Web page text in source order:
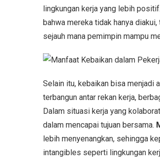
lingkungan kerja yang lebih positif.
bahwa mereka tidak hanya
sejauh mana pemimpin mampu
Selain itu, kebaikan bisa menjadi
terbangun antar rekan kerja,
Dalam situasi kerja yang
dalam mencapai tujuan bersama.
lebih menyenangkan, sehingga
intangibles seperti lingkungan